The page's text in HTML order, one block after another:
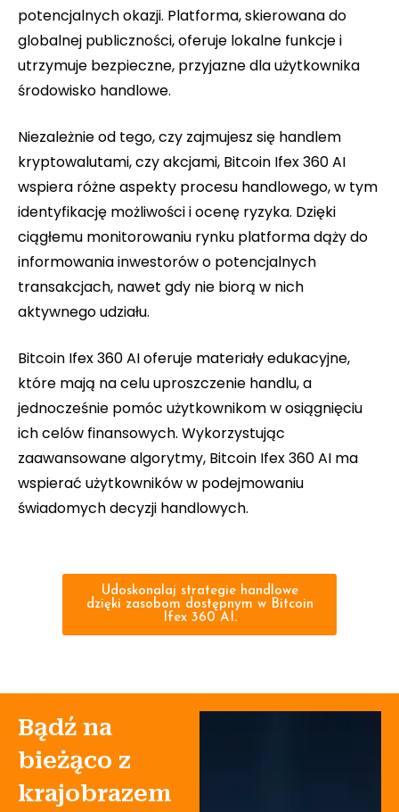
potencjalnych okazji. Platforma, skierowana do
globalnej publiczności, oferuje lokalne funkcje i
utrzymuje bezpieczne, przyjazne dla użytkownika
środowisko handlowe.
Niezależnie od tego, czy zajmujesz się handlem
kryptowalutami, czy akcjami, Bitcoin Ifex 360 AI
wspiera różne aspekty procesu handlowego, w tym
identyfikację możliwości i ocenę ryzyka. Dzięki
ciągłemu monitorowaniu rynku platforma dąży do
informowania inwestorów o potencjalnych
transakcjach, nawet gdy nie biorą w nich
aktywnego udziału.
Bitcoin Ifex 360 AI oferuje materiały edukacyjne,
które mają na celu uproszczenie handlu, a
jednocześnie pomóc użytkownikom w osiągnięciu
ich celów finansowych. Wykorzystując
zaawansowane algorytmy, Bitcoin Ifex 360 AI ma
wspierać użytkowników w podejmowaniu
świadomych decyzji handlowych.
Udoskonalaj strategie handlowe
dzięki zasobom dostępnym w Bitcoin
Ifex 360 AI.
Bądź na
bieżąco z
krajobrazem